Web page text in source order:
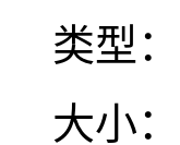
类型：
大小：